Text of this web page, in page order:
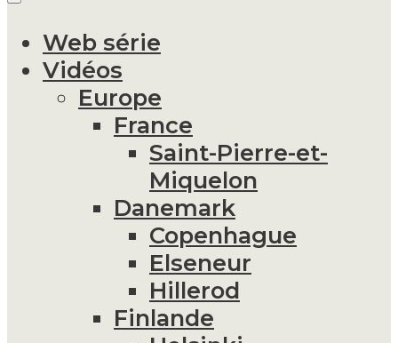
Web série
Vidéos
Europe
France
Saint-Pierre-et-
Miquelon
Danemark
Copenhague
Elseneur
Hillerod
Finlande